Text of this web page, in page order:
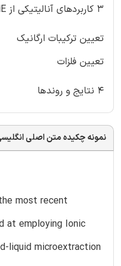
۳ کاربردهای آنالیتیکی از IL-DLLME
تعیین ترکیبات ارگانیک
تعیین فلزات
۴ نتایج و روندها
نمونه چکیده متن اصلی
most recent
at employing Ionic
liquid microextraction